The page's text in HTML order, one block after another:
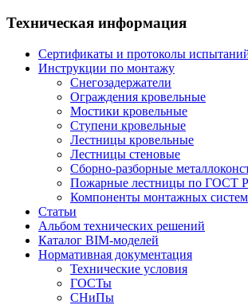
Техническая информация
Сертификаты и протоколы
Инструкции по монтажу
Снегозадержатели
Ограждения кровельные
Мостики кровельные
Ступени кровельные
Лестницы кровельные
Лестницы стеновые
Сборно-разборные
Пожарные лестницы по ГОСТ Р
Компоненты монтажных систем
Статьи
Альбом технических решений
Каталог BIM-моделей
Нормативная документация
Технические условия
ГОСТы
СНиПы